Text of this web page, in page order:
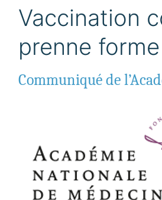
Vaccination
prenne
Communiqué de